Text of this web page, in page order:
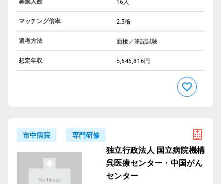
16人
マッチング倍率 2.5倍
選考方法 面接／筆記試験
想定年収 5,646,816円
市中病院 専門研修
独立行政法人 国立病院機構
呉医療センター・中国がん
センター